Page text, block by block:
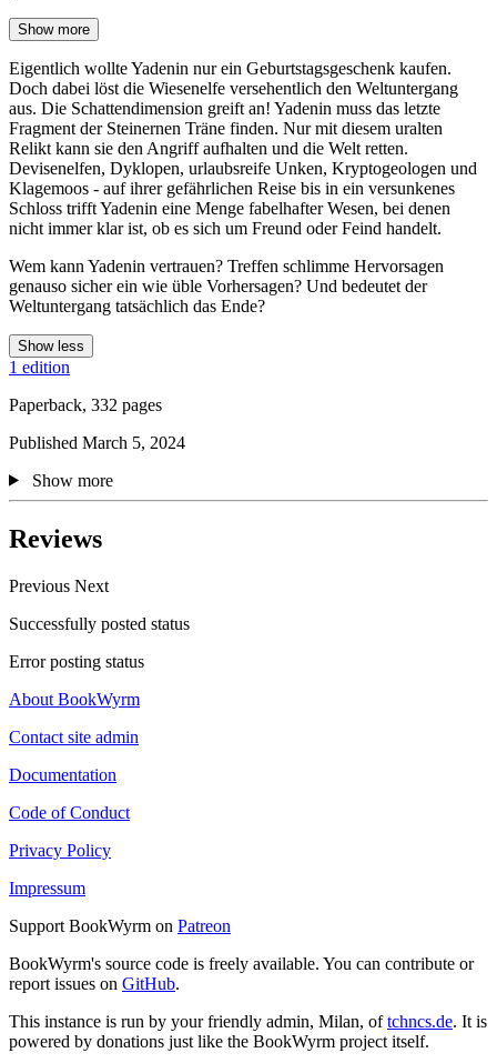
Show more
Eigentlich wollte Yadenin nur ein Geburtstagsgeschenk kaufen.
Doch dabei löst die Wiesenelfe versehentlich den Weltuntergang
aus. Die Schattendimension greift an! Yadenin muss das letzte
Fragment der Steinernen Träne finden. Nur mit diesem uralten
Relikt kann sie den Angriff aufhalten und die Welt retten.
Devisenelfen, Dyklopen, urlaubsreife Unken, Kryptogeologen und
Klagemoos - auf ihrer gefährlichen Reise bis in ein versunkenes
Schloss trifft Yadenin eine Menge fabelhafter Wesen, bei denen
nicht immer klar ist, ob es sich um Freund oder Feind handelt.
Wem kann Yadenin vertrauen? Treffen schlimme Hervorsagen
genauso sicher ein wie üble Vorhersagen? Und bedeutet der
Weltuntergang tatsächlich das Ende?
Show less
1 edition
Paperback, 332 pages
Published March 5, 2024
Show more
Reviews
Previous Next
Successfully posted status
Error posting status
About BookWyrm
Contact site admin
Documentation
Code of Conduct
Privacy Policy
Impressum
Support BookWyrm on Patreon
BookWyrm's source code is freely available. You can contribute or
report issues on GitHub.
This instance is run by your friendly admin, Milan, oftchncs.de. It is
powered by donations just like the BookWyrm project itself.